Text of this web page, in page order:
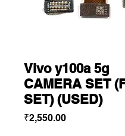
Vivo y100a 5g
CAMERA SET
SET) (USED)
₹2,550.00Price